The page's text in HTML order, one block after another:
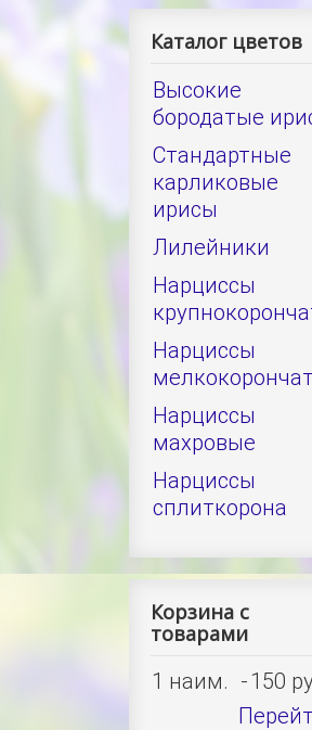
Каталог цветов
Высокие
бородатые
Стандартные
карликовые
ирисы
Лилейники
Нарциссы
Нарциссы
Нарциссы
махровые
Нарциссы
сплиткорона
Корзина с
товарами
1 наим. -150